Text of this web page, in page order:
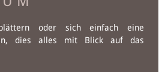
oder sich einfach eine
dies alles mit Blick auf das